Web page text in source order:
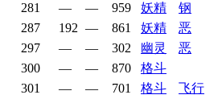
281 — — 959 妖精
钢
287 192 — 861 妖精
恶
297 — — 302 幽灵
恶
300 — — 870
格斗
301 — — 701 格斗
飞行